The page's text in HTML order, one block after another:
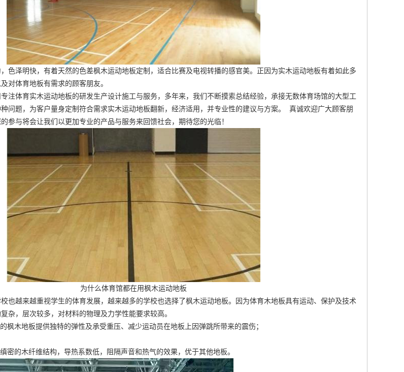
色泽明快，有着天然的色差枫木运动地板定制 ，适合比赛及电视转播的感官美。正因为实木运动地板有着如此多
对体育地板有需求的顾客朋友。
注体育实木运动地板的研发生产设计施工与服务，多年来，我们不断摸索总结经验，承接无数体育场馆的大型工
问题，为客户量身定制符合需求实木运动地板翻新，经济适用，并专业性的建议与方案。 真诚欢迎广大顾客朋
参与将会让我们以更加专业的产品与服务来回馈社会，期待您的光临！
为什么体育馆都在用枫木运动地板
也越来越重视学生的体育发展，越来越多的学校也选择了枫木运动地板。因为体育木地板具有运动、保护及技术
杂，层次较多，对材料的物理及力学性能要求较高。
枫木地板提供独特的弹性及承受重压、减少运动员在地板上因弹跳所带来的震伤；
密的木纤维结构，导热系数低，阻隔声音和热气的效果，优于其他地板。